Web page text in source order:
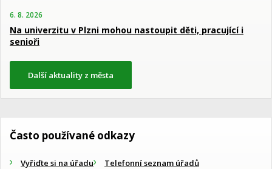
6. 8. 2026
Na univerzitu v Plzni mohou nastoupit děti, pracující i
senioři
Další aktuality z města
Často používané odkazy
Vyřiďte si na úřadu
Telefonní seznam úřadů